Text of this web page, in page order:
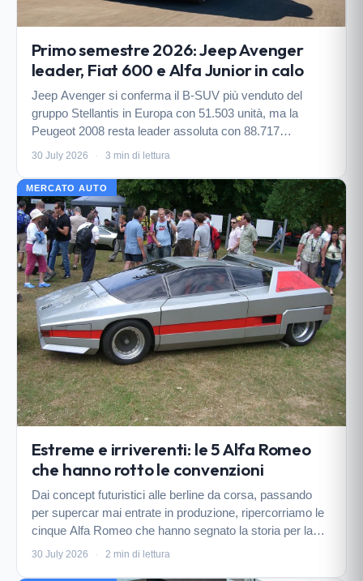
Primo semestre 2026: Jeep Avenger
leader, Fiat 600 e Alfa Junior in calo
Jeep Avenger si conferma il B-SUV più venduto del
gruppo Stellantis in Europa con 51.503 unità, ma la
Peugeot 2008 resta leader assoluta con 88.717
immatricolazioni. Calano Fiat 600 (25.827) e Alfa Romeo
30 July 2026 · 3 min di lettura
MERCATO AUTO
Estreme e irriverenti: le 5 Alfa Romeo
che hanno rotto le convenzioni
Dai concept futuristici alle berline da corsa, passando
per supercar mai entrate in produzione, ripercorriamo le
cinque Alfa Romeo che hanno segnato la storia per la
loro audacia tecnica e stilistica.
30 July 2026 · 2 min di lettura